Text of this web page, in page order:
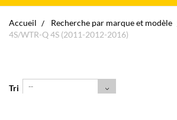
Accueil Recherche par marque et modèle
4S/WTR-Q 4S (2011-2012-2016)
Tri --